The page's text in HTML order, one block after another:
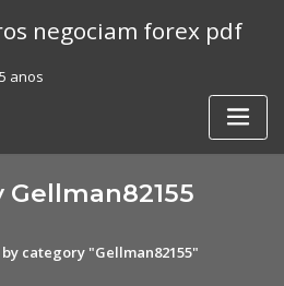
negociam forex pdf
anos
Gellman82155
category "Gellman82155"